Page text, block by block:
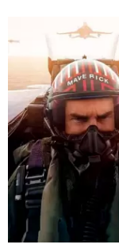
La saga continúa